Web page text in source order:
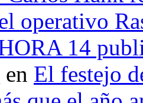
operativo
14
en El festejo